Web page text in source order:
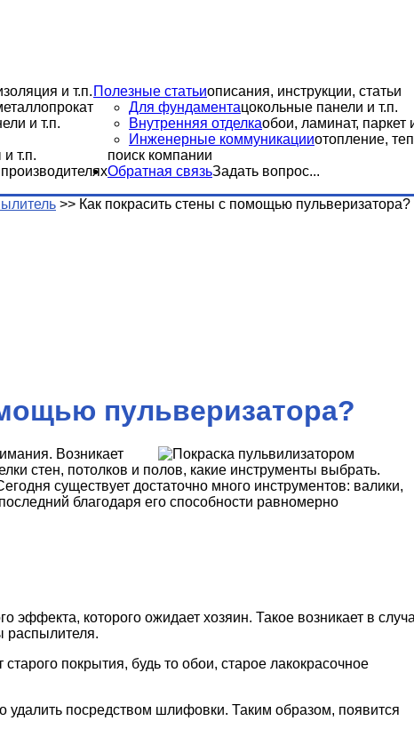
Полезные статьиописания, инструкции, статьи
и т.п.
и т.п.
Для фундаментацокольные панели и т.п.
Внутренняя отделкаобои, ламинат, паркет
Инженерные коммуникацииотопление,
т.п.
поиск компании
Обратная связьЗадать вопрос...
>> Как покрасить стены с помощью пульверизатора?
пульверизатора?
Возникает
стен, потолков и полов, какие инструменты выбрать.
существует достаточно много инструментов: валики,
благодаря его способности равномерно
эффекта, которого ожидает хозяин. Такое возникает в
распылителя.
покрытия, будь то обои, старое лакокрасочное
посредством шлифовки. Таким образом, появится